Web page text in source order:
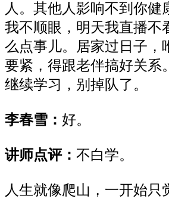
人。其他人影响不到你健
我不顺眼，明天我直播不
么点事儿。 居家过日子，
要紧， 得跟老伴搞好关系
继续学习，别掉队了。
李春雪： 好。
讲师点评： 不白学。
人生就像爬山，一开始只